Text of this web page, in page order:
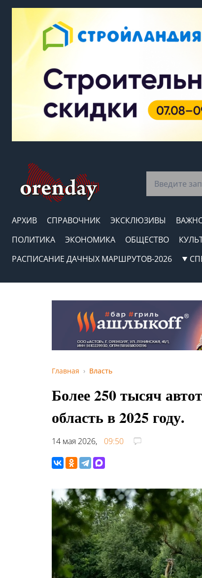
АРХИВ СПРАВОЧНИК ЭКСКЛЮЗИВЫ
ПОЛИТИКА
ЭКОНОМИКА ОБЩЕСТВО
РАСПИСАНИЕ ДАЧНЫХ МАРШРУТОВ-2026
Главная Власть
Более 250 тысяч
область в 2025 году.
14 мая 2026, 09:50